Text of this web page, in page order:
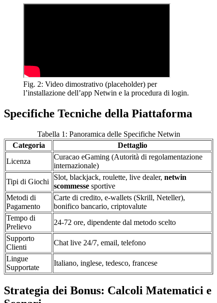
Fig. 2: Video dimostrativo (placeholder) per
l’installazione dell’app Netwin e la procedura di login.
Specifiche Tecniche della Piattaforma
Tabella 1: Panoramica delle Specifiche Netwin
Categoria
Dettaglio
Licenza
Curacao eGaming (Autorità di regolamentazione
internazionale)
Tipi di Giochi
Slot, blackjack, roulette, live dealer, netwin
scommesse sportive
Metodi di
Pagamento
Carte di credito, e-wallets (Skrill, Neteller),
bonifico bancario, criptovalute
Tempo di
Prelievo
24-72 ore, dipendente dal metodo scelto
Supporto
Clienti
Chat live 24/7, email, telefono
Lingue
Supportate
Italiano, inglese, tedesco, francese
Strategia dei Bonus: Calcoli Matematici e